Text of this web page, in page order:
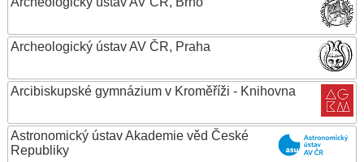
Archeologický ústav AV ČR, Praha
Arcibiskupské gymnázium v Kroměříži - Knihovna
Astronomický ústav Akademie věd České
Republiky